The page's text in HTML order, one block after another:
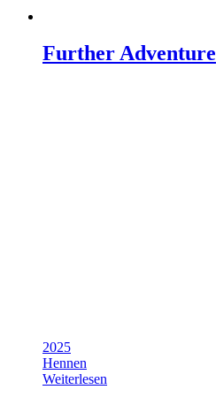
Further Adventure
2025
Hennen
Weiterlesen